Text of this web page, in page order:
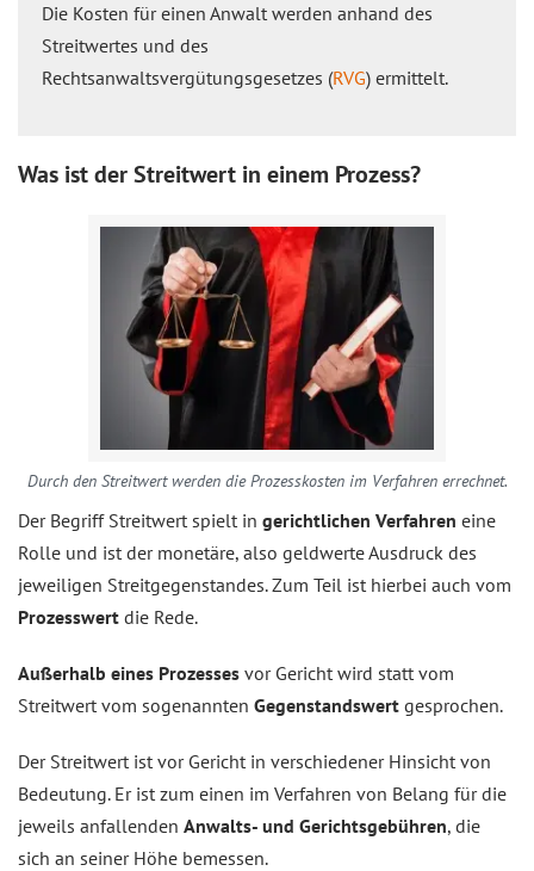
Die Kosten für einen Anwalt werden anhand des
Streitwertes und des
Rechtsanwaltsvergütungsgesetzes (RVG) ermittelt.
Was ist der Streitwert in einem Prozess?
Durch den Streitwert werden die Prozesskosten im Verfahren errechnet.
Der Begriff Streitwert spielt in gerichtlichen Verfahren eine
Rolle und ist der monetäre, also geldwerte Ausdruck des
jeweiligen Streitgegenstandes. Zum Teil ist hierbei auch vom
Prozesswert die Rede.
Außerhalb eines Prozesses vor Gericht wird statt vom
Streitwert vom sogenannten Gegenstandswert gesprochen.
Der Streitwert ist vor Gericht in verschiedener Hinsicht von
Bedeutung. Er ist zum einen im Verfahren von Belang für die
jeweils anfallenden Anwalts- und Gerichtsgebühren, die
sich an seiner Höhe bemessen.